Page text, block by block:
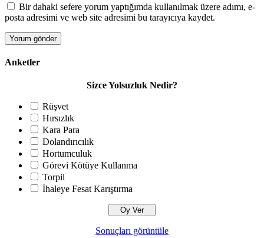
Bir dahaki sefere yorum yaptığımda kullanılmak üzere adımı, e-
posta adresimi ve web site adresimi bu tarayıcıya kaydet.
Anketler
Sizce Yolsuzluk Nedir?
Rüşvet
Hırsızlık
Kara Para
Dolandırıcılık
Hortumculuk
Görevi Kötüye Kullanma
Torpil
İhaleye Fesat Karıştırma
Sonuçları görüntüle